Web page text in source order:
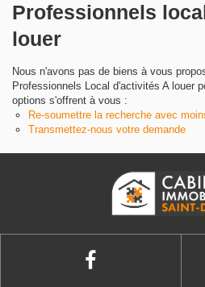
Agence
Contact
Professionnels
louer
Nous n'avons pas de biens à vous
Professionnels Local d'activités A louer
options s'offrent à vous :
Re-soumettre la recherche avec
Transmettez-nous votre demande